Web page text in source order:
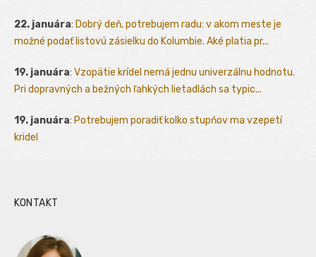
22. januára: Dobrý deň, potrebujem radu: v akom meste je
možné podať listovú zásielku do Kolumbie. Aké platia pr...
19. januára: Vzopätie krídel nemá jednu univerzálnu hodnotu.
Pri dopravných a bežných ľahkých lietadlách sa typic...
19. januára: Potrebujem poradiť kolko stupňov ma vzepetí
kridel
KONTAKT